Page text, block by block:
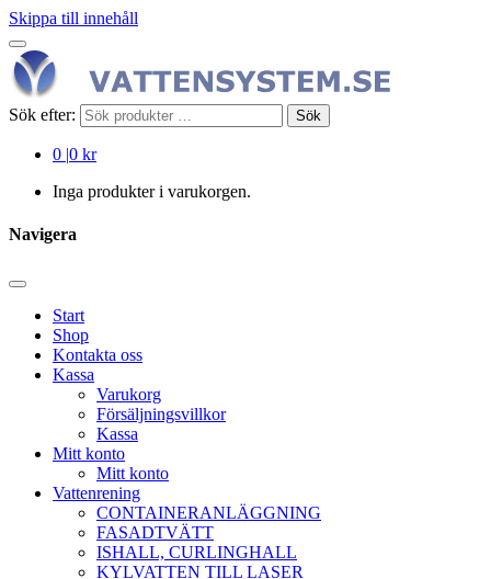
Skippa till innehåll
Sök efter: Sök
0 |0 kr
Inga produkter i varukorgen.
Navigera
Start
Shop
Kontakta oss
Kassa
Varukorg
Försäljningsvillkor
Kassa
Mitt konto
Mitt konto
Vattenrening
CONTAINERANLÄGGNING
FASADTVÄTT
ISHALL, CURLINGHALL
KYLVATTEN TILL LASER